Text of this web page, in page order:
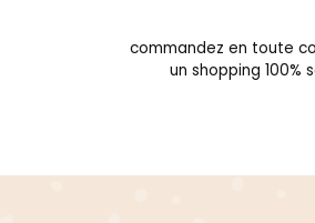
commandez en toute
un shopping 100%